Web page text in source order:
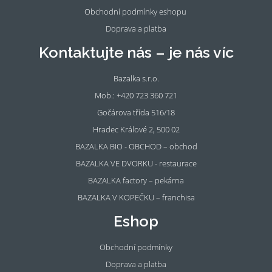
Obchodní podmínky eshopu
Doprava a platba
Kontaktujte nás – je nás víc
Bazalka s.r.o.
Mob.: +420 723 360 721
Gočárova třída 516/18
Hradec Králové 2, 500 02
BAZALKA BIO - OBCHOD – obchod
BAZALKA VE DVORKU - restaurace
BAZALKA factory – pekárna
BAZALKA V KOPEČKU – franchisa
Eshop
Obchodní podmínky
Doprava a platba